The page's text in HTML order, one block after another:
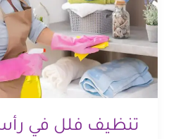
تنظيف فلل في